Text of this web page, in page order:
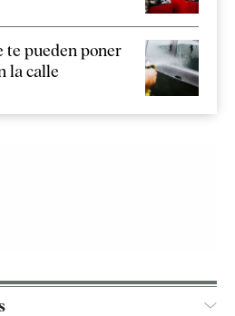
te pueden poner
la calle